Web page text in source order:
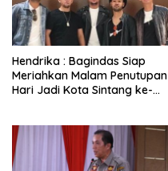
Hendrika : Bagindas Siap
Meriahkan Malam Penutupan
Hari Jadi Kota Sintang ke-